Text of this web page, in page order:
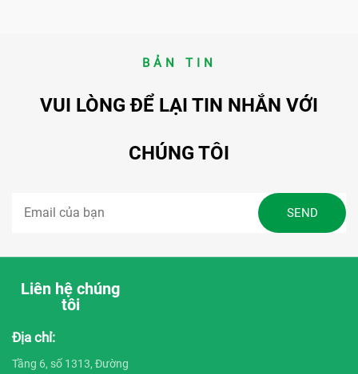
BẢN TIN
VUI LÒNG ĐỂ LẠI TIN NHẮN VỚI
CHÚNG TÔI
Liên hệ chúng
tôi
Địa chỉ:
Tầng 6, số 1313, Đường